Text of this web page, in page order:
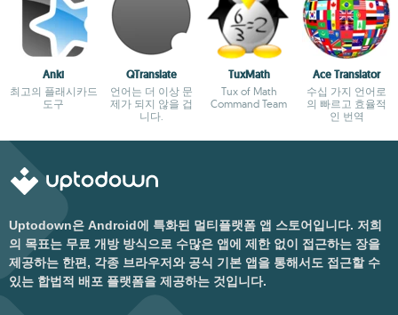
Anki
최고의 플래시카드
도구
QTranslate
언어는 더 이상 문
제가 되지 않을 겁
니다.
TuxMath
Tux of Math
Command Team
Ace Translator
수십 가지 언어로
의 빠르고 효율적
인 번역
Uptodown은 Android에 특화된 멀티플랫폼 앱 스토어입니다. 저희
의 목표는 무료 개방 방식으로 수많은 앱에 제한 없이 접근하는 장을
제공하는 한편, 각종 브라우저와 공식 기본 앱을 통해서도 접근할 수
있는 합법적 배포 플랫폼을 제공하는 것입니다.